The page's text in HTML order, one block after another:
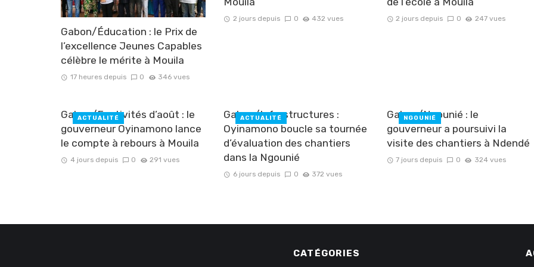
Gabon/Éducation : le Prix de
l’excellence Jeunes Capables
célèbre le mérite à Mouila
17 heures depuis 0 346 vues
2 jours depuis 0 432 vues 2 jours depuis 0 247 vues
Gabon/Festivités d’août : le
gouverneur Oyinamono lance
le compte à rebours à Mouila
4 jours depuis 0 291 vues
ACTUALITÉ
Gabon/Infrastructures :
Oyinamono boucle sa tournée
d’évaluation des chantiers
dans la Ngounié
6 jours depuis 0 372 vues
ACTUALITÉ
Gabon/Ngounié : le
gouverneur a poursuivi la
visite des chantiers à Ndendé
7 jours depuis 0 324 vues
NGOUNIÉ
CATÉGORIES